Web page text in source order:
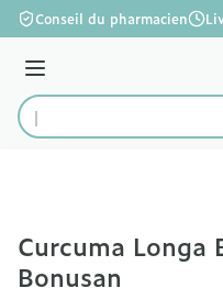
Aller au contenu
Conseil du pharmacien
Menu
Rechercher
Curcuma Longa
Bonusan